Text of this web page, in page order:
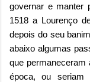
governar e manter
1518 a Lourenço
depois do seu
abaixo algumas
que
época, ou seriam